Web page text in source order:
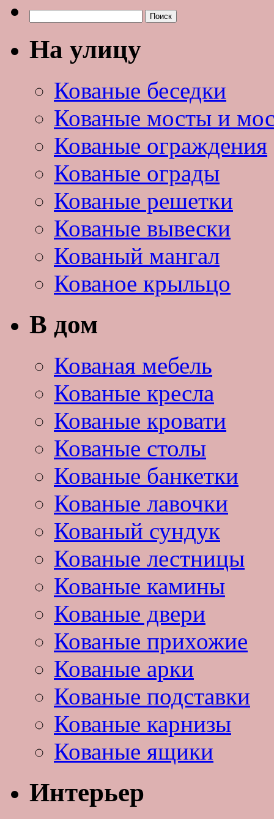
На улицу
Кованые беседки
Кованые мосты и
Кованые ограждения
Кованые ограды
Кованые решетки
Кованые вывески
Кованый мангал
Кованое крыльцо
В дом
Кованая мебель
Кованые кресла
Кованые кровати
Кованые столы
Кованые банкетки
Кованые лавочки
Кованый сундук
Кованые лестницы
Кованые камины
Кованые двери
Кованые прихожие
Кованые арки
Кованые подставки
Кованые карнизы
Кованые ящики
Интерьер